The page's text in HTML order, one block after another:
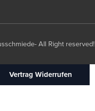
All Right reserved!
Vertrag Widerrufen